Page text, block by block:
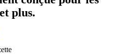
plus.